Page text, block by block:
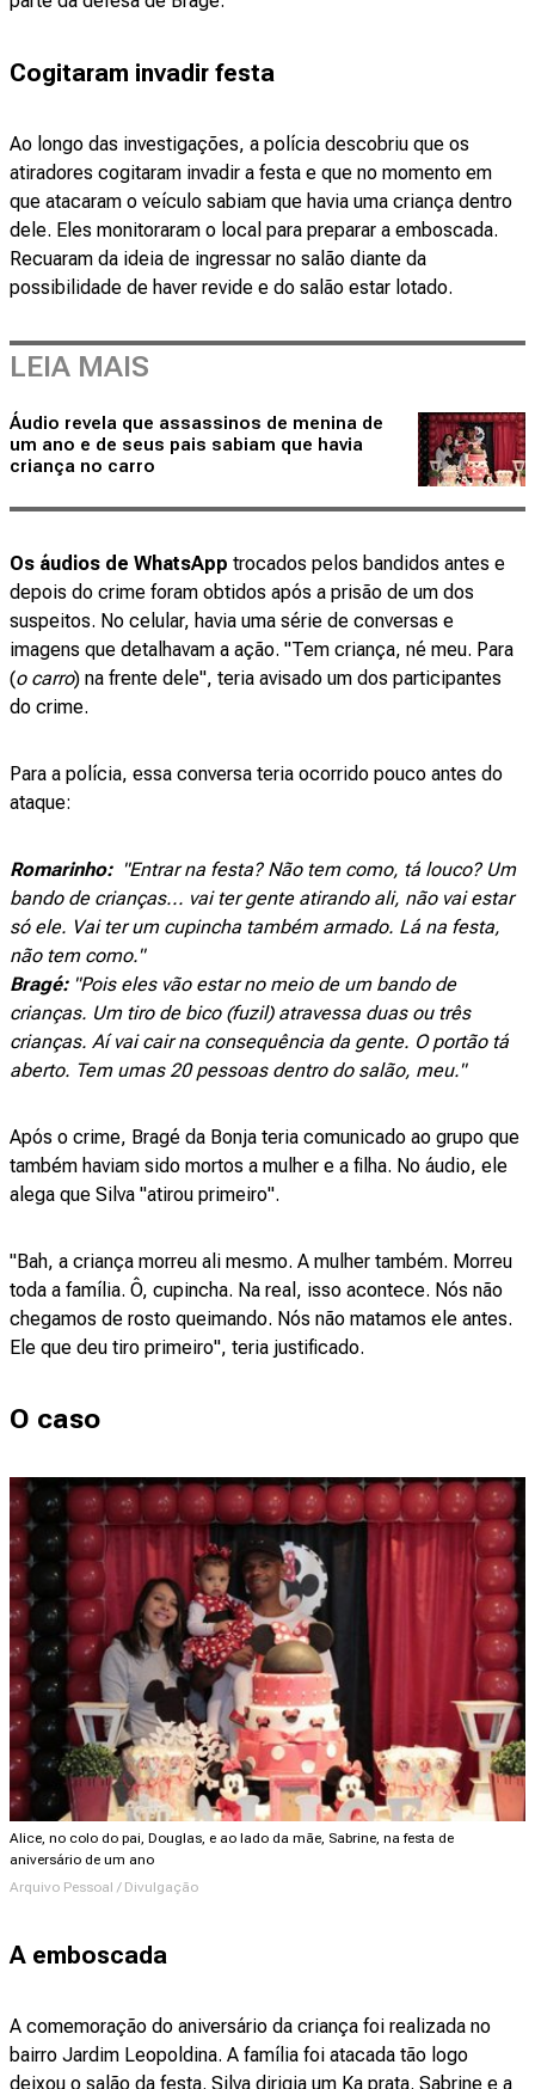
Cogitaram invadir festa
Ao longo das investigações, a polícia descobriu que os
atiradores cogitaram invadir a festa e que no momento em
que atacaram o veículo sabiam que havia uma criança dentro
dele. Eles monitoraram o local para preparar a emboscada.
Recuaram da ideia de ingressar no salão diante da
possibilidade de haver revide e do salão estar lotado.
LEIA MAIS
Áudio revela que assassinos de menina de
um ano e de seus pais sabiam que havia
criança no carro
Os áudios de WhatsApp trocados pelos bandidos antes e
depois do crime foram obtidos após a prisão de um dos
suspeitos. No celular, havia uma série de conversas e
imagens que detalhavam a ação. "Tem criança, né meu. Para
(o carro) na frente dele", teria avisado um dos participantes
do crime.
Para a polícia, essa conversa teria ocorrido pouco antes do
ataque:
Romarinho: "Entrar na festa? Não tem como, tá louco? Um
bando de crianças... vai ter gente atirando ali, não vai estar
só ele. Vai ter um cupincha também armado. Lá na festa,
não tem como."
Bragé: "Pois eles vão estar no meio de um bando de
crianças. Um tiro de bico (fuzil) atravessa duas ou três
crianças. Aí vai cair na consequência da gente. O portão tá
aberto. Tem umas 20 pessoas dentro do salão, meu."
Após o crime, Bragé da Bonja teria comunicado ao grupo que
também haviam sido mortos a mulher e a filha. No áudio, ele
alega que Silva "atirou primeiro".
"Bah, a criança morreu ali mesmo. A mulher também. Morreu
toda a família. Ô, cupincha. Na real, isso acontece. Nós não
chegamos de rosto queimando. Nós não matamos ele antes.
Ele que deu tiro primeiro", teria justificado.
O caso
Alice, no colo do pai, Douglas, e ao lado da mãe, Sabrine, na festa de
aniversário de um ano
Arquivo Pessoal / Divulgação
A emboscada
A comemoração do aniversário da criança foi realizada no
bairro Jardim Leopoldina. A família foi atacada tão logo
deixou o salão da festa. Silva dirigia um Ka prata. Sabrine e a